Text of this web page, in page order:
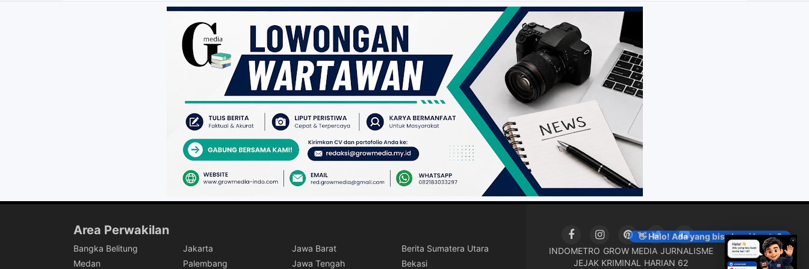
Area Perwakilan
Bangka Belitung Jakarta Jawa Barat
Berita Sumatera Utara
Medan
Palembang Jawa Tengah Bekasi
INDOMETRO GROW MEDIA JURNALISME
JEJAK KRIMINAL
HARIAN 62